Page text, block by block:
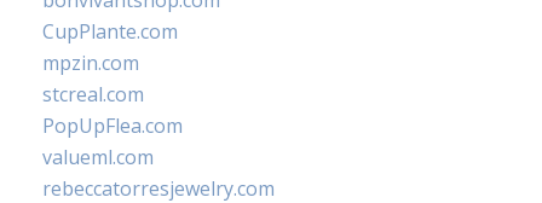
CupPlante.com
mpzin.com
stcreal.com
PopUpFlea.com
valueml.com
rebeccatorresjewelry.com